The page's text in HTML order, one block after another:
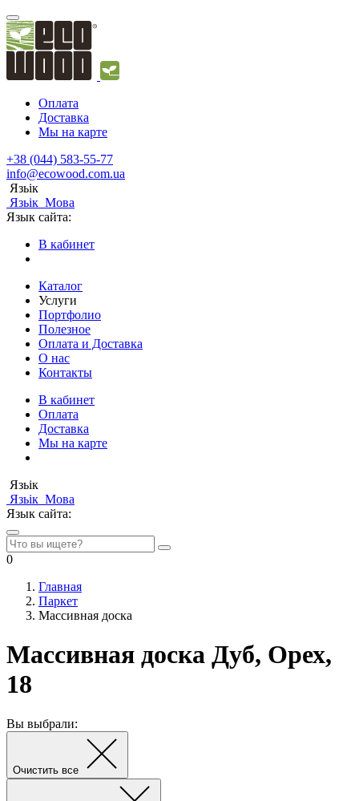
Оплата
Доставка
Мы на карте
+38 (044) 583-55-77
info@ecowood.com.ua
Язьік
Язьік Мова
Язык сайта:
В кабинет
Каталог
Услуги
Портфолио
Полезное
Оплата и Доставка
О нас
Контакты
В кабинет
Оплата
Доставка
Мы на карте
Язьік
Язьік Мова
Язык сайта:
0
Главная
Паркет
Массивная доска
Массивная доска Дуб, Орех,
18
Вы выбрали:
Очистить все